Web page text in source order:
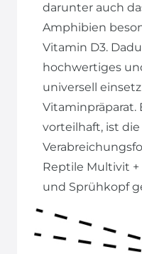
darunter auch
Amphibien
Vitamin D3.
hochwertiges
universell
Vitaminpräparat.
vorteilhaft, ist
Reptile Multivit
und Sprühkopf